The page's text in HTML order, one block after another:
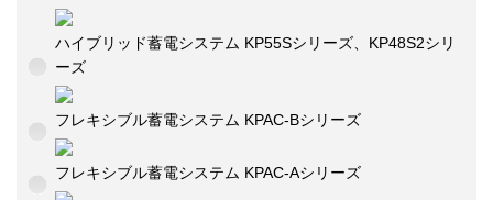
ハイブリッド蓄電システム KP55Sシリーズ、KP48S2シリ
ーズ
フレキシブル蓄電システム KPAC-Bシリーズ
フレキシブル蓄電システム KPAC-Aシリーズ